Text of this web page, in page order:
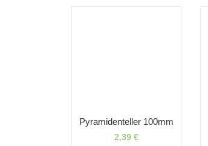
Pyramidenteller 100mm
2,39 €